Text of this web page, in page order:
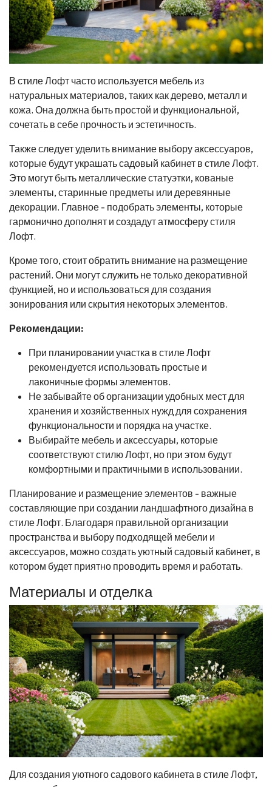
В стиле Лофт часто используется мебель из
натуральных материалов, таких как дерево, металл и
кожа. Она должна быть простой и функциональной,
сочетать в себе прочность и эстетичность.
Также следует уделить внимание выбору аксессуаров,
которые будут украшать садовый кабинет в стиле Лофт.
Это могут быть металлические статуэтки, кованые
элементы, старинные предметы или деревянные
декорации. Главное - подобрать элементы, которые
гармонично дополнят и создадут атмосферу стиля
Лофт.
Кроме того, стоит обратить внимание на размещение
растений. Они могут служить не только декоративной
функцией, но и использоваться для создания
зонирования или скрытия некоторых элементов.
Рекомендации:
При планировании участка в стиле Лофт
рекомендуется использовать простые и
лаконичные формы элементов.
Не забывайте об организации удобных мест для
хранения и хозяйственных нужд для сохранения
функциональности и порядка на участке.
Выбирайте мебель и аксессуары, которые
соответствуют стилю Лофт, но при этом будут
комфортными и практичными в использовании.
Планирование и размещение элементов - важные
составляющие при создании ландшафтного дизайна в
стиле Лофт. Благодаря правильной организации
пространства и выбору подходящей мебели и
аксессуаров, можно создать уютный садовый кабинет, в
котором будет приятно проводить время и работать.
Материалы и отделка
Для создания уютного садового кабинета в стиле Лофт,